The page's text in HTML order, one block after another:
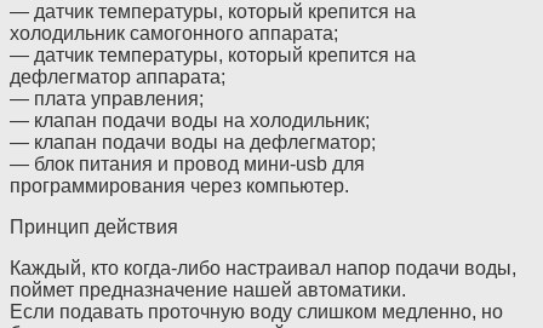
— датчик температуры, который крепится на
холодильник самогонного аппарата;
— датчик температуры, который крепится на
дефлегматор аппарата;
— плата управления;
— клапан подачи воды на холодильник;
— клапан подачи воды на дефлегматор;
— блок питания и провод мини-usb для
программирования через компьютер.
Принцип действия
Каждый, кто когда-либо настраивал напор подачи воды,
поймет предназначение нашей автоматики.
Если подавать проточную воду слишком медленно, но